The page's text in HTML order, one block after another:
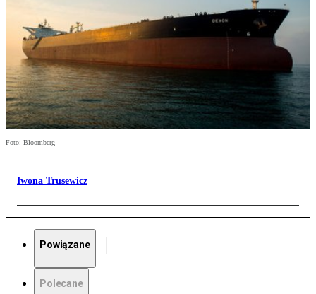
Foto: Bloomberg
Iwona Trusewicz
Powiązane
Polecane